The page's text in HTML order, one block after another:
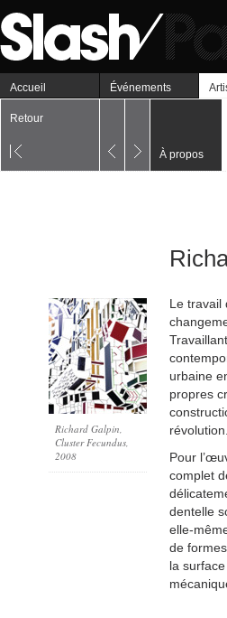
Accueil Événements
Retour
À propos
Richard Galpin,
Cluster Fecundus,
2008
Le travail
urbaine
propres
révolution.
Pour
complet
dentelle
elle-
de
la